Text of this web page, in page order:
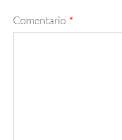
Comentario *